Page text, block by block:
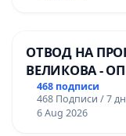
ОТВОД НА
ВЕЛИКОВА -
468 подписи
468 Подписи / 7
6 Aug 2026